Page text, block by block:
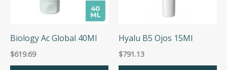
Biology Ac Global 40Ml
$619.69
Hyalu B5 Ojos 15Ml
$791.13